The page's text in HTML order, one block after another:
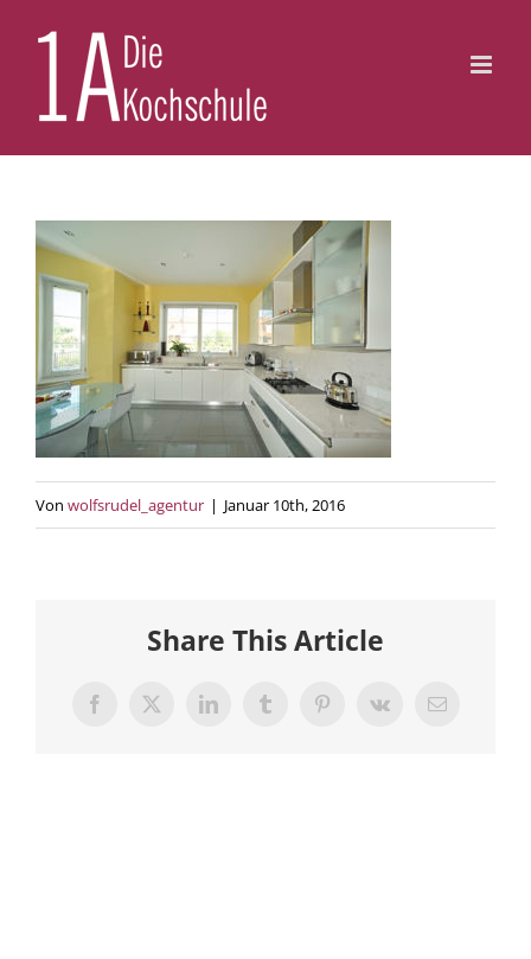
Inhalt
Von wolfsrudel_agentur | Januar 10th, 2016
Share This Article
Facebook
X LinkedInTumblrPinterestVk
E-